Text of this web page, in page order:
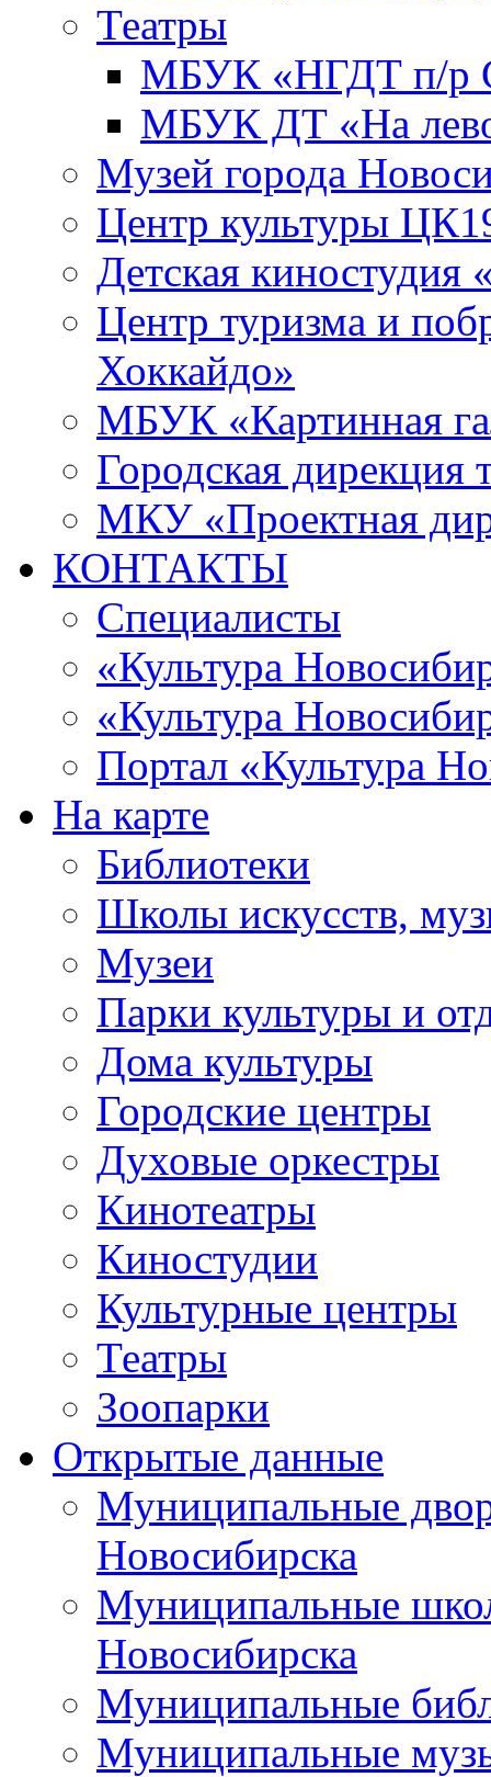
Театры
МБУК «НГДТ п/р
МБУК ДТ «На
Музей города
Центр культуры
Детская киностудия
Центр туризма и
Хоккайдо»
МБУК «Картинная
Городская дирекция
МКУ «Проектная
КОНТАКТЫ
Специалисты
«Культура
«Культура
Портал «Культура
На карте
Библиотеки
Школы искусств,
Музеи
Парки культуры и
Дома культуры
Городские центры
Духовые оркестры
Кинотеатры
Киностудии
Культурные центры
Театры
Зоопарки
Открытые данные
Муниципальные
Новосибирска
Муниципальные
Новосибирска
Муниципальные
Муниципальные